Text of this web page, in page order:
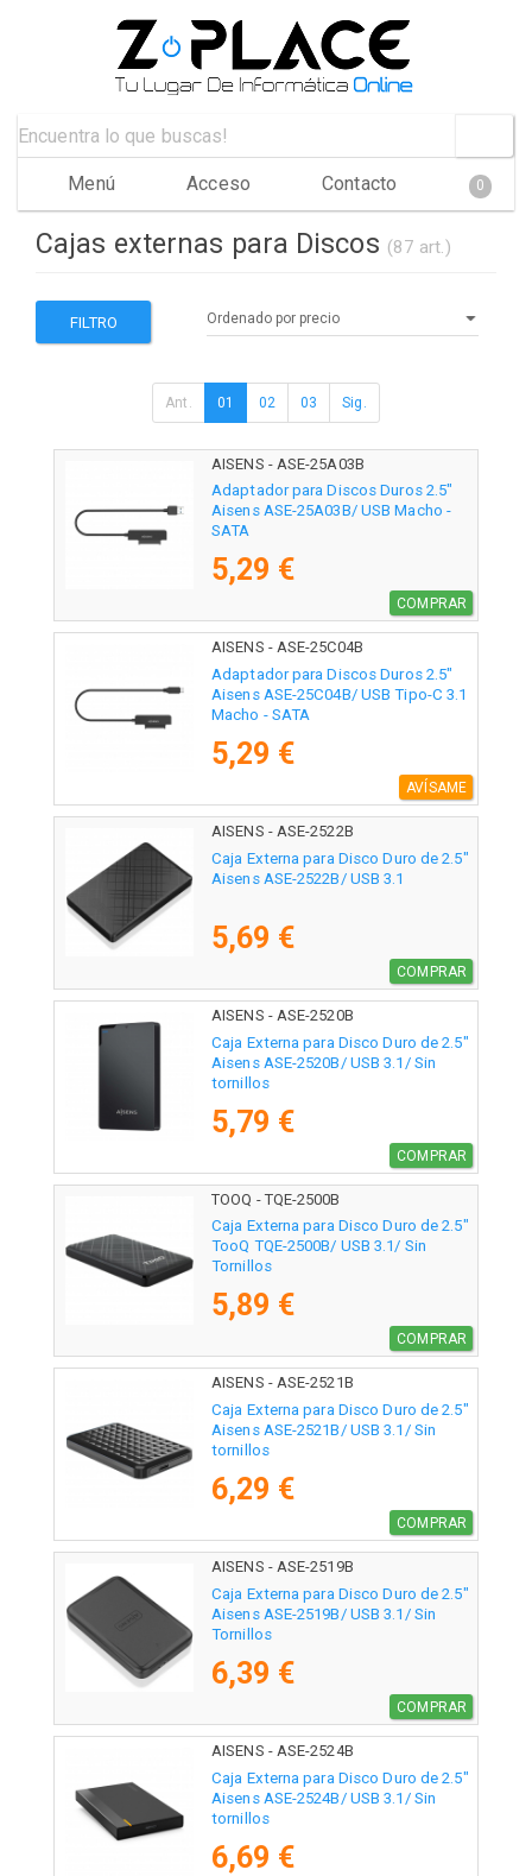
Menú Acceso Contacto 0
Cajas externas para Discos (87 art.)
FILTRO
Ant. 01 02 03 Sig.
AISENS - ASE-25A03B
Adaptador para Discos Duros 2.5"
Aisens ASE-25A03B/ USB Macho -
SATA
5,29 €
COMPRAR
AISENS - ASE-25C04B
Adaptador para Discos Duros 2.5"
Aisens ASE-25C04B/ USB Tipo-C 3.1
Macho - SATA
5,29 €
AVÍSAME
AISENS - ASE-2522B
Caja Externa para Disco Duro de 2.5"
Aisens ASE-2522B/ USB 3.1
5,69 €
COMPRAR
AISENS - ASE-2520B
Caja Externa para Disco Duro de 2.5"
Aisens ASE-2520B/ USB 3.1/ Sin
tornillos
5,79 €
COMPRAR
TOOQ - TQE-2500B
Caja Externa para Disco Duro de 2.5"
TooQ TQE-2500B/ USB 3.1/ Sin
Tornillos
5,89 €
COMPRAR
AISENS - ASE-2521B
Caja Externa para Disco Duro de 2.5"
Aisens ASE-2521B/ USB 3.1/ Sin
tornillos
6,29 €
COMPRAR
AISENS - ASE-2519B
Caja Externa para Disco Duro de 2.5"
Aisens ASE-2519B/ USB 3.1/ Sin
Tornillos
6,39 €
COMPRAR
AISENS - ASE-2524B
Caja Externa para Disco Duro de 2.5"
Aisens ASE-2524B/ USB 3.1/ Sin
tornillos
6,69 €